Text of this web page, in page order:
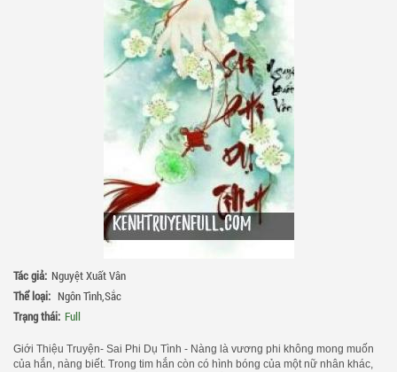
Tác giả: Nguyệt Xuất Vân
Thể loại: Ngôn Tình,Sắc
Trạng thái: Full
Giới Thiệu Truyện- Sai Phi Dụ Tình - Nàng là vương phi không mong muốn
của hắn, nàng biết. Trong tim hắn còn có hình bóng của một nữ nhân khác,